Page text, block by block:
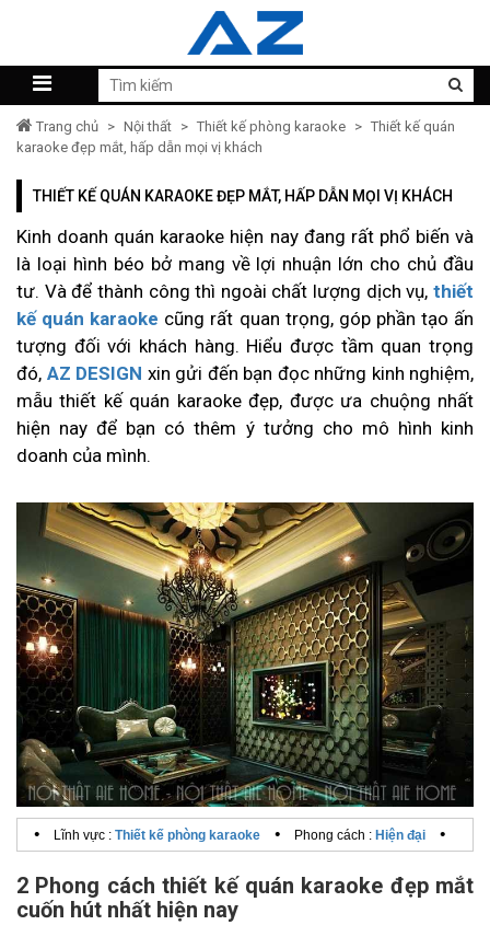
Trang chủ > Nội thất > Thiết kế phòng karaoke > Thiết kế quán
karaoke đẹp mắt, hấp dẫn mọi vị khách
THIẾT KẾ QUÁN KARAOKE ĐẸP MẮT, HẤP DẪN MỌI VỊ KHÁCH
Kinh doanh quán karaoke hiện nay đang rất phổ biến và
là loại hình béo bở mang về lợi nhuận lớn cho chủ đầu
tư. Và để thành công thì ngoài chất lượng dịch vụ, thiết
kế quán karaoke cũng rất quan trọng, góp phần tạo ấn
tượng đối với khách hàng. Hiểu được tầm quan trọng
đó, AZ DESIGN xin gửi đến bạn đọc những kinh nghiệm,
mẫu thiết kế quán karaoke đẹp, được ưa chuộng nhất
hiện nay để bạn có thêm ý tưởng cho mô hình kinh
doanh của mình.
• Lĩnh vực : Thiết kế phòng karaoke • Phong cách : Hiện đại •
2 Phong cách thiết kế quán karaoke đẹp mắt
cuốn hút nhất hiện nay